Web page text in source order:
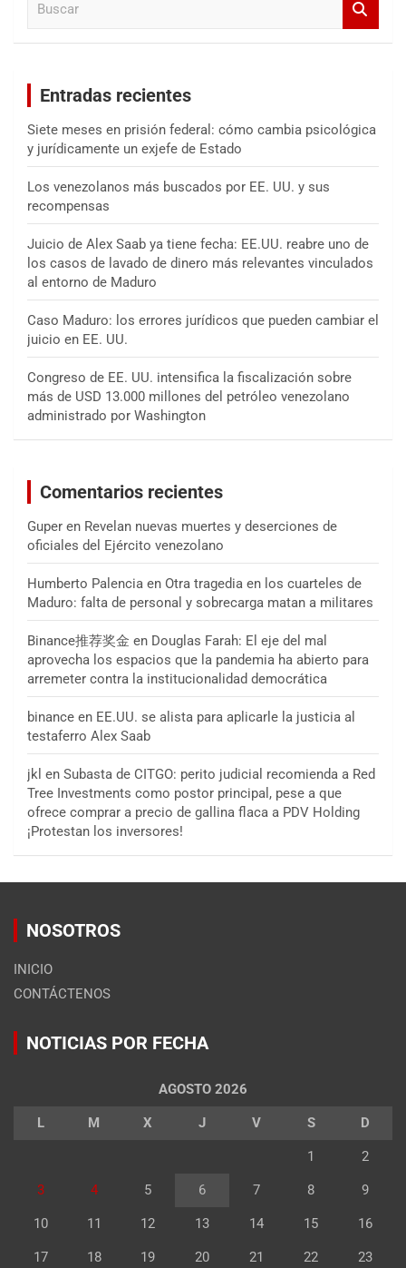
Entradas recientes
Siete meses en prisión federal: cómo cambia psicológica
y jurídicamente un exjefe de Estado
Los venezolanos más buscados por EE. UU. y sus
recompensas
Juicio de Alex Saab ya tiene fecha: EE.UU. reabre uno de
los casos de lavado de dinero más relevantes vinculados
al entorno de Maduro
Caso Maduro: los errores jurídicos que pueden cambiar el
juicio en EE. UU.
Congreso de EE. UU. intensifica la fiscalización sobre
más de USD 13.000 millones del petróleo venezolano
administrado por Washington
Comentarios recientes
Guper en Revelan nuevas muertes y deserciones de
oficiales del Ejército venezolano
Humberto Palencia en Otra tragedia en los cuarteles de
Maduro: falta de personal y sobrecarga matan a militares
Binance推荐奖金 en Douglas Farah: El eje del mal
aprovecha los espacios que la pandemia ha abierto para
arremeter contra la institucionalidad democrática
binance en EE.UU. se alista para aplicarle la justicia al
testaferro Alex Saab
jkl en Subasta de CITGO: perito judicial recomienda a Red
Tree Investments como postor principal, pese a que
ofrece comprar a precio de gallina flaca a PDV Holding
¡Protestan los inversores!
NOSOTROS
INICIO
CONTÁCTENOS
NOTICIAS POR FECHA
AGOSTO 2026
L M X J V S D
1 2
3 4 5 6 7 8 9
10 11 12 13 14 15 16
17 18 19 20 21 22 23